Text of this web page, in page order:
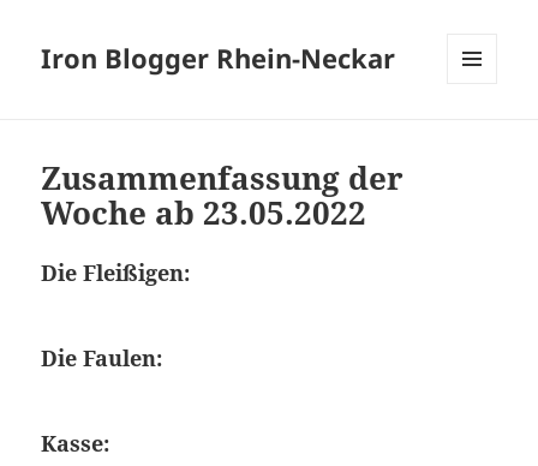
Iron Blogger Rhein-Neckar
Zusammenfassung der
Woche ab 23.05.2022
Die Fleißigen:
Die Faulen:
Kasse: